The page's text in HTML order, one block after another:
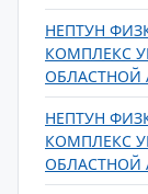
НЕПТУН
КОМПЛЕКС
ОБЛАСТНОЙ
НЕПТУН
КОМПЛЕКС
ОБЛАСТНОЙ